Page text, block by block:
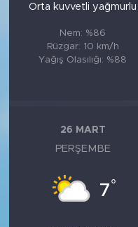
Orta kuvvetli yağmurlu
Nem: %86
Rüzgar: 10 km/h
Yağış Olasılığı: %88
26 MART
PERŞEMBE
7°